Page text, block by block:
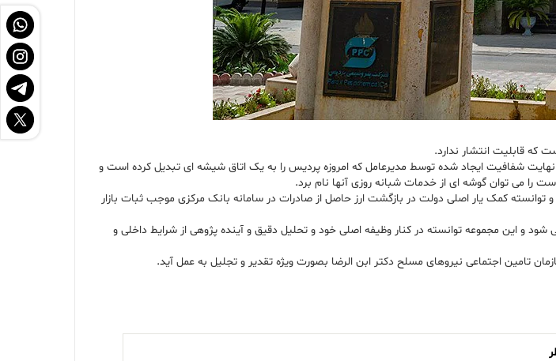
قابلیت انتشار ندارد.
شفافیت ایجاد شده توسط مدیرعامل که امروزه پردیس را به یک اتاق شیشه ای تبدیل کرده است و
را می توان گوشه ای از خدمات شبانه روزی آنها نام برد.
کمک یار اصلی دولت در بازگشت ارز حاصل از صادرات در سامانه بانک مرکزی موجب ثبات بازار
و این مجموعه توانسته در کنار وظیفه اصلی خود و تحلیل دقیق و آینده پژوهی از شرایط داخلی و
تامین اجتماعی نیروهای مسلح دکتر ابن الرضا بصورت ویژه تقدیر و تجلیل به عمل آید.